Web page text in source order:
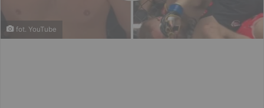
fot. YouTube